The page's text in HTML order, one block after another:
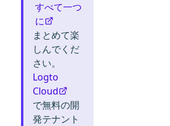
すべて一つ
に
まとめて楽
しんでくだ
さい。
Logto
Cloud
で無料の開
発テナント